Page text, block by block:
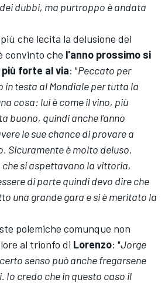
dubbi, ma purtroppo è andata
che lecita la delusione del
convinto che l'anno prossimo si
forte al via: "Peccato per
in testa al Mondiale per tutta la
cosa: lui è come il vino, più
buono, quindi anche l'anno
le sue chance di provare a
Sicuramente è molto deluso,
si aspettavano la vittoria,
di parte quindi devo dire che
una grande gara e si è meritato la
polemiche comunque non
al trionfo di Lorenzo: "Jorge
senso può anche fregarsene
Io credo che in questo caso il